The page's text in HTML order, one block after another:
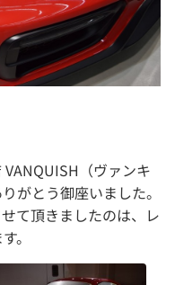
（ヴァンキ
がとう御座いました。
て頂きましたのは、レ
。